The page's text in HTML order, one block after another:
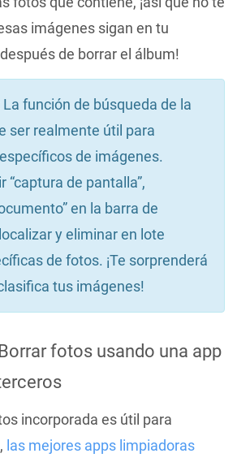
imágenes sigan en tu
de borrar el álbum!
La función de búsqueda de la
ser realmente útil para
de imágenes.
“captura de pantalla”,
en la barra de
y eliminar en lote
de fotos. ¡Te sorprenderá
tus imágenes!
fotos usando una app
incorporada es útil para
las mejores apps limpiadoras